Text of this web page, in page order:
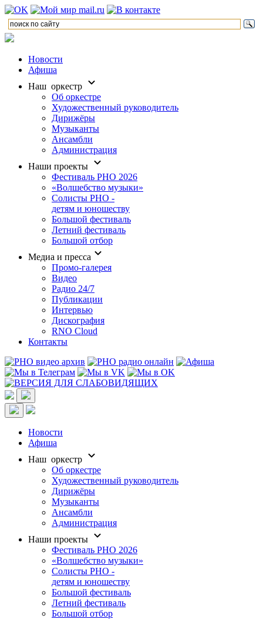
Новости
Афиша
Наш оркестр
Об оркестре
Художественный руководитель
Дирижёры
Музыканты
Ансамбли
Администрация
Наши проекты
Фестиваль РНО 2026
«Волшебство музыки»
Солисты РНО -
детям и юношеству
Большой фестиваль
Летний фестиваль
Большой отбор
Медиа и пресса
Промо-галерея
Видео
Радио 24/7
Публикации
Интервью
Дискография
RNO Cloud
Контакты
Новости
Афиша
Наш оркестр
Об оркестре
Художественный руководитель
Дирижёры
Музыканты
Ансамбли
Администрация
Наши проекты
Фестиваль РНО 2026
«Волшебство музыки»
Солисты РНО -
детям и юношеству
Большой фестиваль
Летний фестиваль
Большой отбор